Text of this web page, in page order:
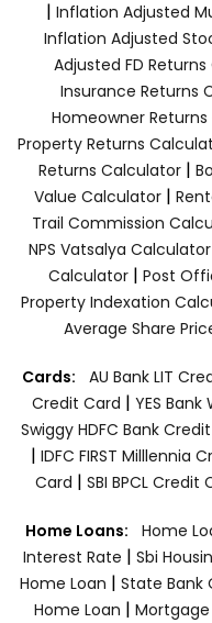
| Inflation Adjusted
Inflation Adjusted
Adjusted FD
Insurance Returns
Homeowner
Property Returns
Returns Calculator |
Value Calculator |
Trail Commission
NPS Vatsalya Calculator
Calculator| Post
Property Indexation
Average Share
Cards: AU Bank LIT
Credit Card | YES
Swiggy HDFC Bank
| IDFC FIRST Milllennia
Card | SBI BPCL Credit
Home Loans: Home
Interest Rate | Sbi
Home Loan | State Bank
Home Loan | Mortgage